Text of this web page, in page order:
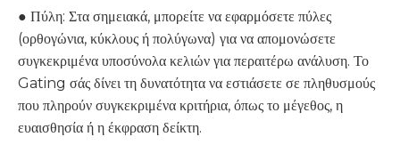
● Πύλη: Στα σημειακά, μπορείτε να εφαρμόσετε πύλες
(ορθογώνια, κύκλους ή πολύγωνα) για να απομονώσετε
συγκεκριμένα υποσύνολα κελιών για περαιτέρω ανάλυση. Το
Gating σάς δίνει τη δυνατότητα να εστιάσετε σε πληθυσμούς
που πληρούν συγκεκριμένα κριτήρια, όπως το μέγεθος, η
ευαισθησία ή η έκφραση δείκτη.